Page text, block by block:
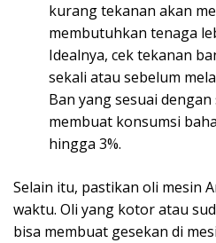
kurang tekanan akan
membutuhkan tenaga
Idealnya, cek tekanan
sekali atau sebelum
Ban yang sesuai
membuat konsumsi
hingga 3%.
Selain itu, pastikan oli mesin
waktu. Oli yang kotor atau
bisa membuat gesekan di